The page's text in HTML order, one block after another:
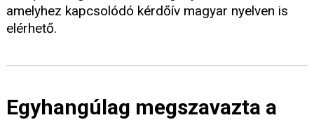
amelyhez kapcsolódó kérdőív magyar nyelven is
elérhető.
Egyhangúlag megszavazta a